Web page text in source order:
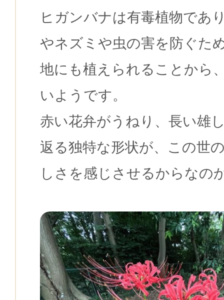
ヒガンバナは有毒植物であ
やネズミや虫の害を防ぐた
地にも植えられることから
いようです。
赤い花弁がうねり、長い雄
返る独特な形状が、この世
しさを感じさせるからなの